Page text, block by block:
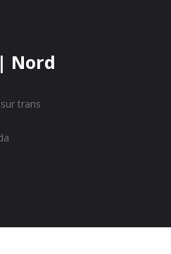
| Nord